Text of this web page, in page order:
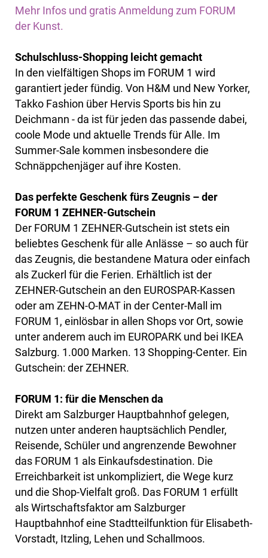
Mehr Infos und gratis Anmeldung zum FORUM
der Kunst.
Schulschluss-Shopping leicht gemacht
In den vielfältigen Shops im FORUM 1 wird
garantiert jeder fündig. Von H&M und New Yorker,
Takko Fashion über Hervis Sports bis hin zu
Deichmann - da ist für jeden das passende dabei,
coole Mode und aktuelle Trends für Alle. Im
Summer-Sale kommen insbesondere die
Schnäppchenjäger auf ihre Kosten.
Das perfekte Geschenk fürs Zeugnis – der
FORUM 1 ZEHNER-Gutschein
Der FORUM 1 ZEHNER-Gutschein ist stets ein
beliebtes Geschenk für alle Anlässe – so auch für
das Zeugnis, die bestandene Matura oder einfach
als Zuckerl für die Ferien. Erhältlich ist der
ZEHNER-Gutschein an den EUROSPAR-Kassen
oder am ZEHN-O-MAT in der Center-Mall im
FORUM 1, einlösbar in allen Shops vor Ort, sowie
unter anderem auch im EUROPARK und bei IKEA
Salzburg. 1.000 Marken. 13 Shopping-Center. Ein
Gutschein: der ZEHNER.
FORUM 1: für die Menschen da
Direkt am Salzburger Hauptbahnhof gelegen,
nutzen unter anderen hauptsächlich Pendler,
Reisende, Schüler und angrenzende Bewohner
das FORUM 1 als Einkaufsdestination. Die
Erreichbarkeit ist unkompliziert, die Wege kurz
und die Shop-Vielfalt groß. Das FORUM 1 erfüllt
als Wirtschaftsfaktor am Salzburger
Hauptbahnhof eine Stadtteilfunktion für Elisabeth-
Vorstadt, Itzling, Lehen und Schallmoos.